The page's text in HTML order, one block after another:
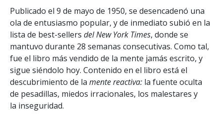
Publicado el 9 de mayo de 1950, se desencadenó una
ola de entusiasmo popular, y de inmediato subió en la
lista de best-sellers del New York Times, donde se
mantuvo durante 28 semanas consecutivas. Como tal,
fue el libro más vendido de la mente jamás escrito, y
sigue siéndolo hoy. Contenido en el libro está el
descubrimiento de la mente reactiva: la fuente oculta
de pesadillas, miedos irracionales, los malestares y
la inseguridad.